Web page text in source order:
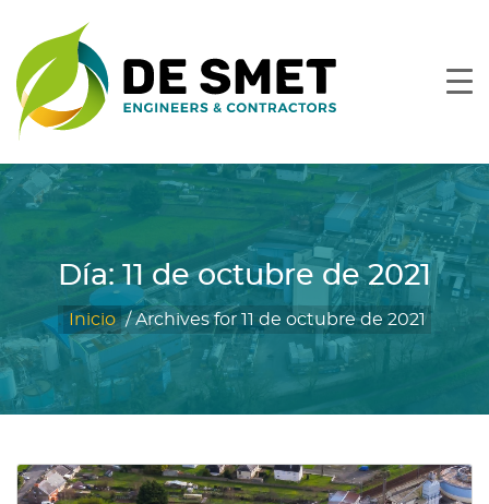
Día:11 de octubre de 2021
Inicio /Archives for 11 de octubre de 2021